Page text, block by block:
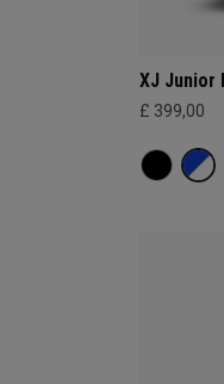
XJ Junior
£ 399,00